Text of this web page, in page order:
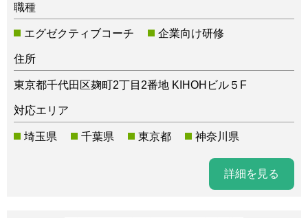
職種
エグゼクティブコーチ 企業向け研修
住所
東京都千代田区麹町2丁目2番地 KIHOHビル５F
対応エリア
埼玉県 千葉県 東京都 神奈川県
詳細を見る